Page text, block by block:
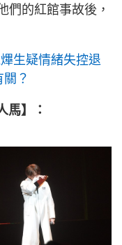
們的紅館事故後，
生疑情緒失控退
？
馬】：